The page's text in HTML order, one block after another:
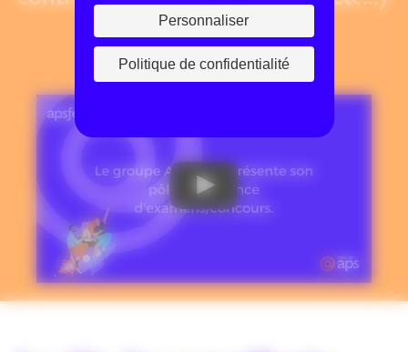
Personnaliser
Politique de confidentialité